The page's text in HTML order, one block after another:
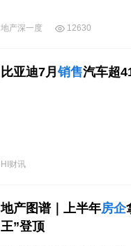
地产深一度 12630
比亚迪7月销售汽车超
HI财讯
地产图谱｜上半年房企
王”登顶